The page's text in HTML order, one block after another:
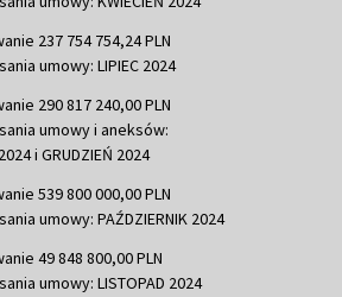
237 754 754,24 PLN
umowy: LIPIEC 2024
290 817 240,00 PLN
umowy i aneksów:
i GRUDZIEŃ 2024
539 800 000,00 PLN
umowy: PAŹDZIERNIK 2024
49 848 800,00 PLN
umowy: LISTOPAD 2024